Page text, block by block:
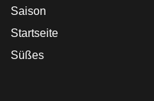
Saison
Startseite
Süßes